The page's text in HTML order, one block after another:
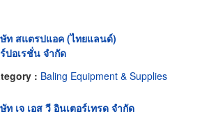
ท สแตรปแอค (ไทยแลนด์)
ปอเรชั่น จำกัด
: Baling Equipment & Supplies
ท เจ เอส วี อินเตอร์เทรด จำกัด